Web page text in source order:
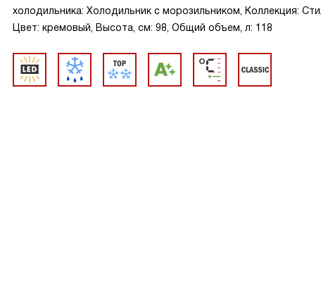
холодильника: Холодильник с морозильником, Коллекция:
Цвет: кремовый, Высота, см: 98, Общий объем, л: 118